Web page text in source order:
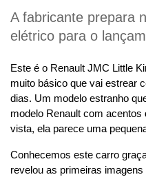
A fabricante prepara
elétrico para o
Este é o Renault JMC Little
muito básico que vai estrear
dias. Um modelo estranho
modelo Renault com
vista, ela parece uma
Conhecemos este carro
revelou as primeiras